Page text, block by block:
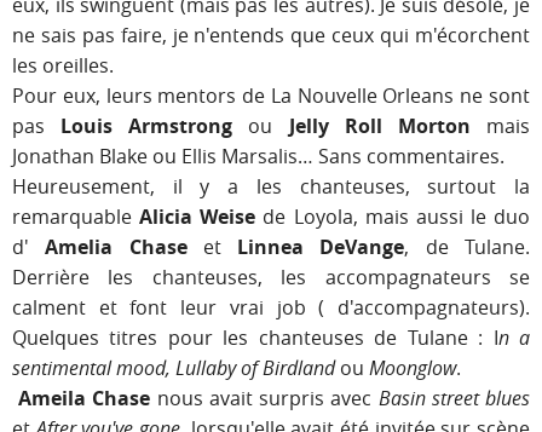
ne sais pas faire, je n'entends que ceux qui m'écorchent
les oreilles.
Pour eux, leurs mentors de La Nouvelle Orleans ne sont
pas Louis Armstrong ou Jelly Roll Morton mais
Jonathan Blake ou Ellis Marsalis… Sans commentaires.
Heureusement, il y a les chanteuses, surtout la
remarquableAlicia Weise de Loyola, mais aussi le duo
d'Amelia Chaseet Linnea DeVange, de Tulane.
Derrière les chanteuses, les accompagnateurs se
calment et font leur vrai job ( d'accompagnateurs).
Quelques titres pour les chanteuses de Tulane : In a
sentimental mood, Lullaby of Birdlandou Moonglow.
Ameila Chase nous avait surpris avec Basin street blues